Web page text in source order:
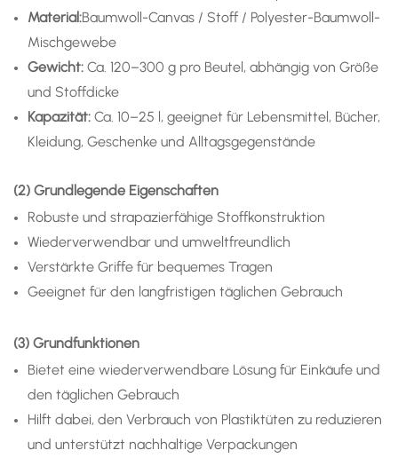
Material:Baumwoll-Canvas / Stoff / Polyester-Baumwoll-
Mischgewebe
Gewicht: Ca. 120–300 g pro Beutel, abhängig von Größe
und Stoffdicke
Kapazität: Ca. 10–25 l, geeignet für Lebensmittel, Bücher,
Kleidung, Geschenke und Alltagsgegenstände
(2) Grundlegende Eigenschaften
Robuste und strapazierfähige Stoffkonstruktion
Wiederverwendbar und umweltfreundlich
Verstärkte Griffe für bequemes Tragen
Geeignet für den langfristigen täglichen Gebrauch
(3) Grundfunktionen
Bietet eine wiederverwendbare Lösung für Einkäufe und
den täglichen Gebrauch
Hilft dabei, den Verbrauch von Plastiktüten zu reduzieren
und unterstützt nachhaltige Verpackungen